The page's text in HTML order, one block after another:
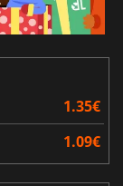
1.35€
1.09€